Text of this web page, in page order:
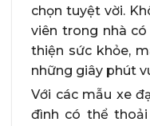
chọn tuyệt vời.
viên trong nhà
thiện sức khỏe,
những giây phút
Với các mẫu xe
đình có thể